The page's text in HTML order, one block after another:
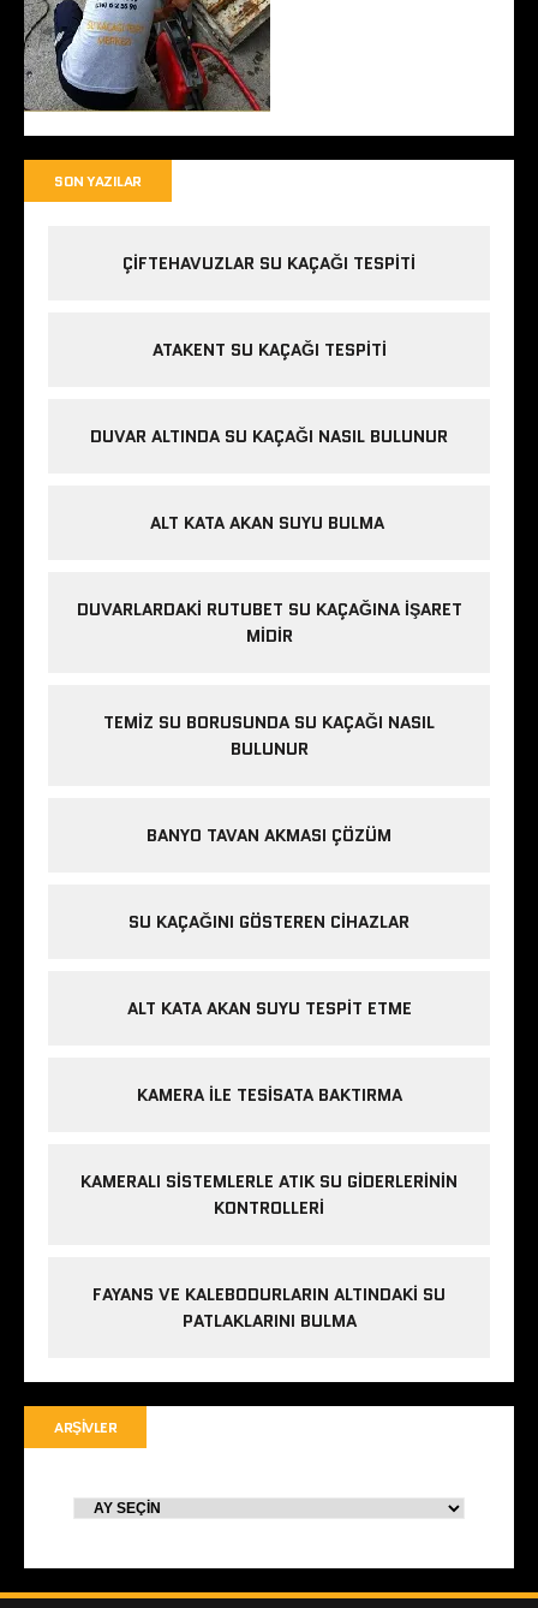
SON YAZILAR
ÇIFTEHAVUZLAR SU KAÇAĞI TESPITI
ATAKENT SU KAÇAĞI TESPITI
DUVAR ALTINDA SU KAÇAĞI NASIL BULUNUR
ALT KATA AKAN SUYU BULMA
DUVARLARDAKI RUTUBET SU KAÇAĞINA İŞARET
MIDIR
TEMIZ SU BORUSUNDA SU KAÇAĞI NASIL
BULUNUR
BANYO TAVAN AKMASI ÇÖZÜM
SU KAÇAĞINI GÖSTEREN CIHAZLAR
ALT KATA AKAN SUYU TESPIT ETME
KAMERA ILE TESISATA BAKTIRMA
KAMERALI SISTEMLERLE ATIK SU GIDERLERININ
KONTROLLERI
FAYANS VE KALEBODURLARIN ALTINDAKI SU
PATLAKLARINI BULMA
ARŞIVLER